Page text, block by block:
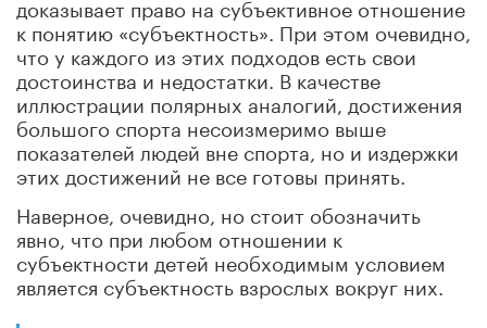
доказывает право на субъективное отношение
к понятию «субъектность». При этом очевидно,
что у каждого из этих подходов есть свои
достоинства и недостатки. В качестве
иллюстрации полярных аналогий, достижения
большого спорта несоизмеримо выше
показателей людей вне спорта, но и издержки
этих достижений не все готовы принять.
Наверное, очевидно, но стоит обозначить
явно, что при любом отношении к
субъектности детей необходимым условием
является субъектность взрослых вокруг них.